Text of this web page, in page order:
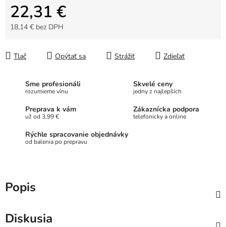
22,31 €
18,14 € bez DPH
Tlač
Opýtať sa Strážiť Zdieľať
Sme profesionáli
rozumieme vínu
Skvelé ceny
jedny z najlepších
Preprava k vám
už od 3,99 €
Zákaznícka podpora
telefonicky a online
Rýchle spracovanie objednávky
od balenia po prepravu
Popis
Diskusia